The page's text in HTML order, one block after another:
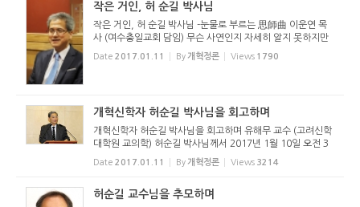
작은 거인, 허 순길 박사님
작은 거인, 허 순길 박사님 -눈물로 부르는 思師曲 이운연 목
사 (여수충일교회 담임) 무슨 사연인지 자세히 알지 못하지만
제가 학교에 입학할 때는 호주에서 목회하고 계셨습니다. 신대
원 1학년 가을 학기에 들어오셔서 첫 경건회를 인도하시는데,
Date 2017.01.11 By 개혁정론 Views 1790
개혁신학자 허순길 박사님을 회고하며
개혁신학자 허순길 박사님을 회고하며 유해무 교수 (고려신학
대학원 교의학) 허순길 박사님께서 2017년 1월 10일 오전 3
시에 하나님의 부르심을 받았다. 작년 6월 말 폐 기능이 약화
되면서 산소호흡기의 도움을 받으며 지내시던 중 성탄 직전에
Date 2017.01.11 By 개혁정론 Views 3214
허순길 교수님을 추모하며